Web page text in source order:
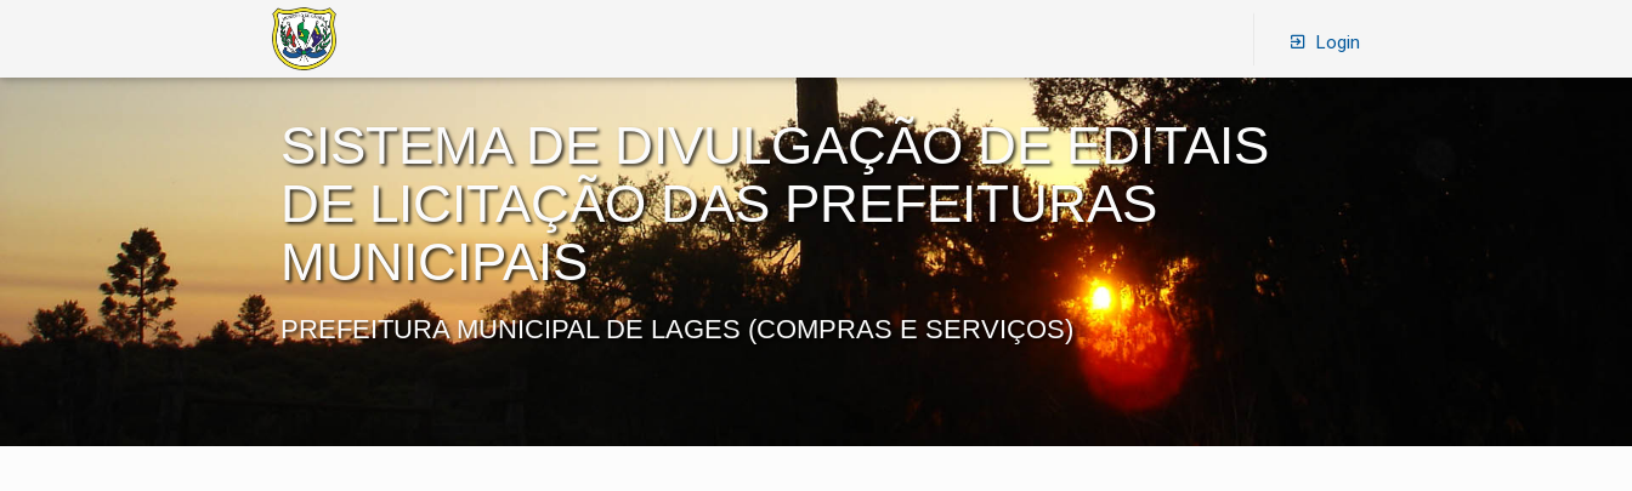
Login
SISTEMA DE DIVULGAÇÃO DE EDITAIS
DE LICITAÇÃO DAS PREFEITURAS
MUNICIPAIS
PREFEITURA MUNICIPAL DE LAGES (COMPRAS E SERVIÇOS)